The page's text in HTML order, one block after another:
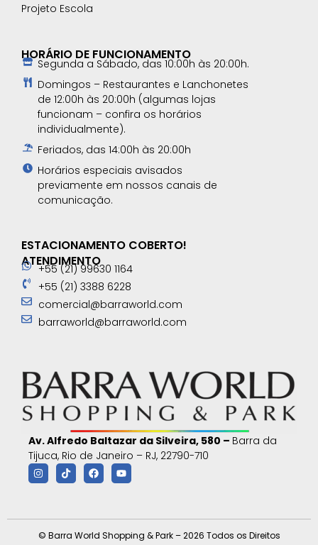
Projeto Escola
HORÁRIO DE FUNCIONAMENTO
Segunda a Sábado, das 10:00h às 20:00h.
Domingos – Restaurantes e Lanchonetes
de 12:00h às 20:00h (algumas lojas
funcionam – confira os horários
individualmente).
Feriados, das 14:00h às 20:00h
Horários especiais avisados
previamente em nossos canais de
comunicação.​
ESTACIONAMENTO COBERTO!
ATENDIMENTO
+55 (21) 99630 1164
+55 (21) 3388 6228
comercial@barraworld.com
barraworld@barraworld.com
Av. Alfredo Baltazar da Silveira, 580 – Barra da
Tijuca, Rio de Janeiro – RJ, 22790-710
© Barra World Shopping & Park – 2026 Todos os Direitos